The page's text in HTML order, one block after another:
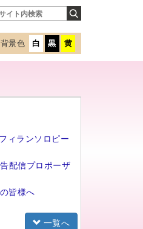
背景色 白 黒 黄
ィランソロピー
配信プロポーザ
皆様へ
一覧へ